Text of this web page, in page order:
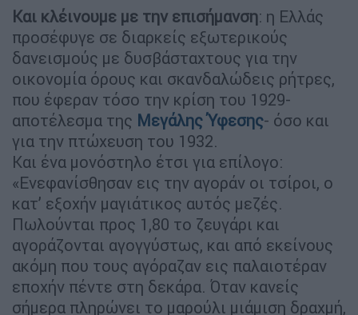
Και κλέινουμε με την επισήμανση: η Ελλάς
προσέφυγε σε διαρκείς εξωτερικούς
δανεισμούς με δυσβάσταχτους για την
οικονομία όρους και σκανδαλώδεις ρήτρες,
που έφεραν τόσο την κρίση του 1929-
αποτέλεσμα της Μεγάλης Ύφεσης- όσο και
για την πτώχευση του 1932.
Και ένα μονόστηλο έτσι για επίλογο:
«Ενεφανίσθησαν εις την αγοράν οι τσίροι, ο
κατ’ εξοχήν μαγιάτικος αυτός μεζές.
Πωλούνται προς 1,80 το ζευγάρι και
αγοράζονται αγογγύστως, και από εκείνους
ακόμη που τους αγόραζαν εις παλαιοτέραν
εποχήν πέντε στη δεκάρα. Όταν κανείς
σήμερα πληρώνει το μαρούλι μιάμιση δραχμή,